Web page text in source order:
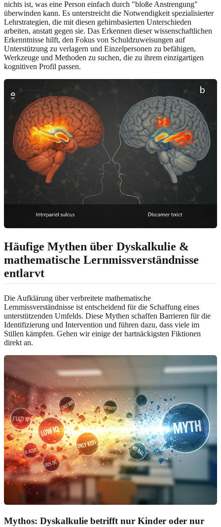
nichts ist, was eine Person einfach durch "bloße Anstrengung"
überwinden kann. Es unterstreicht die Notwendigkeit spezialisierter
Lehrstrategien, die mit diesen gehirnbasierten Unterschieden
arbeiten, anstatt gegen sie. Das Erkennen dieser wissenschaftlichen
Erkenntnisse hilft, den Fokus von Schuldzuweisungen auf
Unterstützung zu verlagern und Einzelpersonen zu befähigen,
Werkzeuge und Methoden zu suchen, die zu ihrem einzigartigen
kognitiven Profil passen.
Häufige Mythen über Dyskalkulie &
mathematische Lernmissverständnisse
entlarvt
Die Aufklärung über verbreitete mathematische
Lernmissverständnisse ist entscheidend für die Schaffung eines
unterstützenden Umfelds. Diese Mythen schaffen Barrieren für die
Identifizierung und Intervention und führen dazu, dass viele im
Stillen kämpfen. Gehen wir einige der hartnäckigsten Fiktionen
direkt an.
Mythos: Dyskalkulie betrifft nur Kinder oder nur